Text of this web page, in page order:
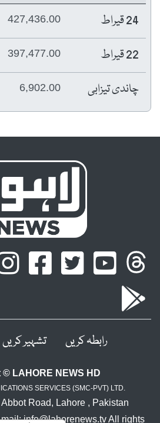
24 قیراط
427,436.00
22 قیراط 397,477.00
چاندی تیزابی 6,902.00
رابطہ کریں تشہیر کریں
LAHORE NEWS HD
SERVICES (SMC-PVT) LTD.
Road, Lahore , Pakistan
info@lahorenews.tv All rights